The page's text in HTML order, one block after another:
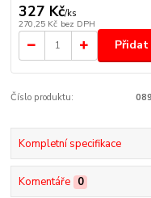
327 Kč/ks
270,25 Kč bez DPH
Číslo produktu:
Kompletní specifikace
Komentáře 0